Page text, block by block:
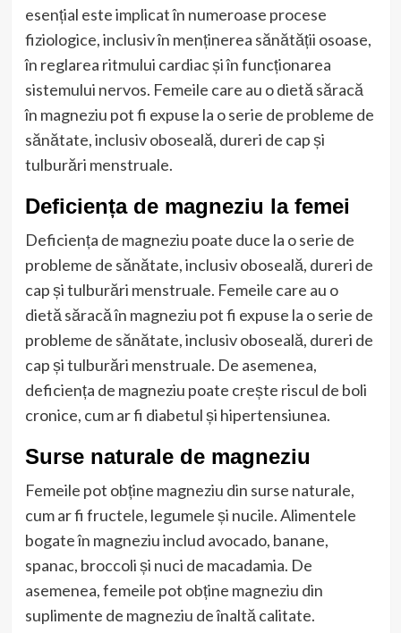
esențial este implicat în numeroase procese
fiziologice, inclusiv în menținerea sănătății osoase,
în reglarea ritmului cardiac și în funcționarea
sistemului nervos. Femeile care au o dietă săracă
în magneziu pot fi expuse la o serie de probleme de
sănătate, inclusiv oboseală, dureri de cap și
tulburări menstruale.
Deficiența de magneziu la femei
Deficiența de magneziu poate duce la o serie de
probleme de sănătate, inclusiv oboseală, dureri de
cap și tulburări menstruale. Femeile care au o
dietă săracă în magneziu pot fi expuse la o serie de
probleme de sănătate, inclusiv oboseală, dureri de
cap și tulburări menstruale. De asemenea,
deficiența de magneziu poate crește riscul de boli
cronice, cum ar fi diabetul și hipertensiunea.
Surse naturale de magneziu
Femeile pot obține magneziu din surse naturale,
cum ar fi fructele, legumele și nucile. Alimentele
bogate în magneziu includ avocado, banane,
spanac, broccoli și nuci de macadamia. De
asemenea, femeile pot obține magneziu din
suplimente de magneziu de înaltă calitate.